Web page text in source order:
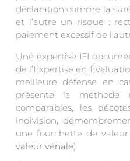
déclaration comme la
et l’autre un risque :
paiement excessif de
Une expertise IFI
de l’Expertise en
meilleure défense en
présente la méthode
comparables, les
indivision,
une fourchette de
valeur vénale)